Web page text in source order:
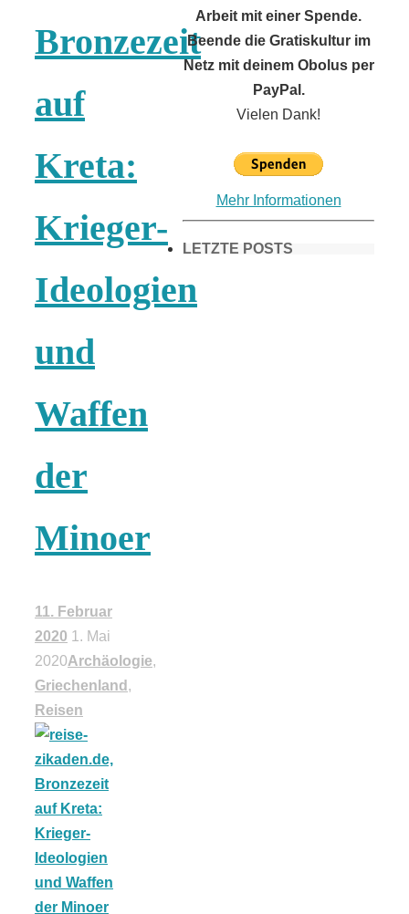
Bronzezeit
auf
Kreta:
Krieger-
Ideologien
und
Waffen
der
Minoer
11. Februar
2020 1. Mai
2020Archäologie,
Griechenland ,
Reisen
Arbeit mit einer Spende.
Beende die Gratiskultur im
Netz mit deinem Obolus per
PayPal.
Vielen Dank!
Mehr Informationen
LETZTE POSTS